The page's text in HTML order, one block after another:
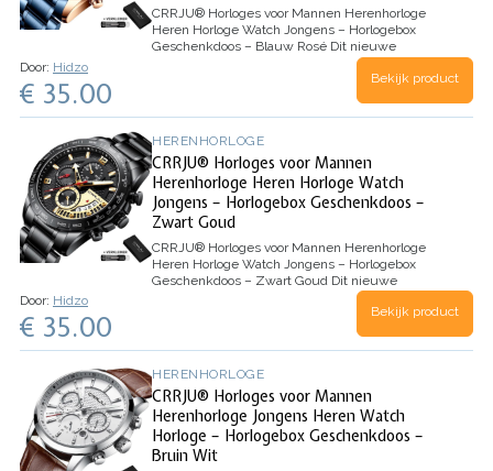
CRRJU® Horloges voor Mannen Herenhorloge
Heren Horloge Watch Jongens – Horlogebox
Geschenkdoos – Blauw Rosé Dit nieuwe
herenhorloge van CRRJU is een prachtig modern,
stijlvol en casualsport mannen horloge. Gemaakt
van hoogwaardige roestvrijstalen band met een
Door: Hidzo
€ 35.00 Bekijk product
HERENHORLOGE
CRRJU® Horloges voor Mannen
Herenhorloge Heren Horloge Watch
Jongens – Horlogebox Geschenkdoos –
Zwart Goud
CRRJU® Horloges voor Mannen Herenhorloge
Heren Horloge Watch Jongens – Horlogebox
Geschenkdoos – Zwart Goud Dit nieuwe
herenhorloge van CRRJU is een prachtig modern,
stijlvol en casualsport mannen horloge. Gemaakt
van hoogwaardige roestvrijstalen band met een
Door: Hidzo
€ 35.00 Bekijk product
HERENHORLOGE
CRRJU® Horloges voor Mannen
Herenhorloge Jongens Heren Watch
Horloge – Horlogebox Geschenkdoos –
Bruin Wit